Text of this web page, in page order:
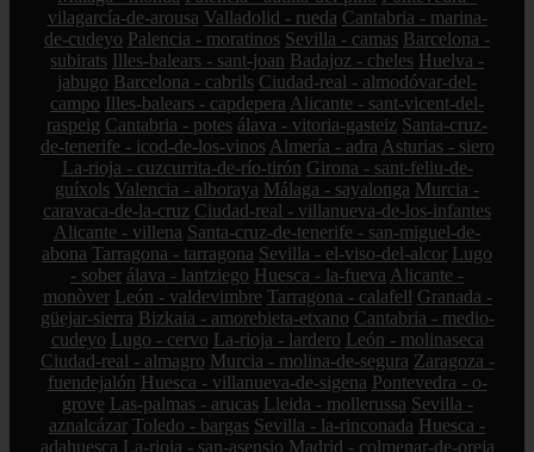
vilagarcía-de-arousa Valladolid - rueda Cantabria - marina-
de-cudeyo Palencia - moratinos Sevilla - camas Barcelona -
subirats Illes-balears - sant-joan Badajoz - cheles Huelva -
jabugo Barcelona - cabrils Ciudad-real - almodóvar-del-
campo Illes-balears - capdepera Alicante - sant-vicent-del-
raspeig Cantabria - potes álava - vitoria-gasteiz Santa-cruz-
de-tenerife - icod-de-los-vinos Almería - adra Asturias - siero
La-rioja - cuzcurrita-de-río-tirón Girona - sant-feliu-de-
guíxols Valencia - alboraya Málaga - sayalonga Murcia -
caravaca-de-la-cruz Ciudad-real - villanueva-de-los-infantes
Alicante - villena Santa-cruz-de-tenerife - san-miguel-de-
abona Tarragona - tarragona Sevilla - el-viso-del-alcor Lugo
- sober álava - lantziego Huesca - la-fueva Alicante -
monòver León - valdevimbre Tarragona - calafell Granada -
güejar-sierra Bizkaia - amorebieta-etxano Cantabria - medio-
cudeyo Lugo - cervo La-rioja - lardero León - molinaseca
Ciudad-real - almagro Murcia - molina-de-segura Zaragoza -
fuendejalón Huesca - villanueva-de-sigena Pontevedra - o-
grove Las-palmas - arucas Lleida - mollerussa Sevilla -
aznalcázar Toledo - bargas Sevilla - la-rinconada Huesca -
adahuesca La-rioja - san-asensio Madrid - colmenar-de-oreja